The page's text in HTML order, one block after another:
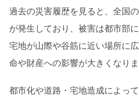
過去の災害履歴を見ると、全国
が発生しており、被害は都市部
宅地が山際や谷筋に近い場所に
命や財産への影響が大きくなりま
都市化や道路・宅地造成によっ